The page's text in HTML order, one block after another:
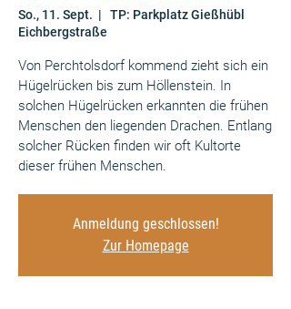
So., 11. Sept.
  |
TP: Parkplatz Gießhübl
Eichbergstraße
Von Perchtolsdorf kommend zieht sich ein
Hügelrücken bis zum Höllenstein. In
solchen Hügelrücken erkannten die frühen
Menschen den liegenden Drachen. Entlang
solcher Rücken finden wir oft Kultorte
dieser frühen Menschen.
Anmeldung geschlossen!
Zur Homepage